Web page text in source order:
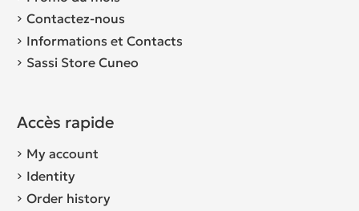
Contactez-nous
Informations et Contacts
Sassi Store Cuneo
Accès rapide
My account
Identity
Order history